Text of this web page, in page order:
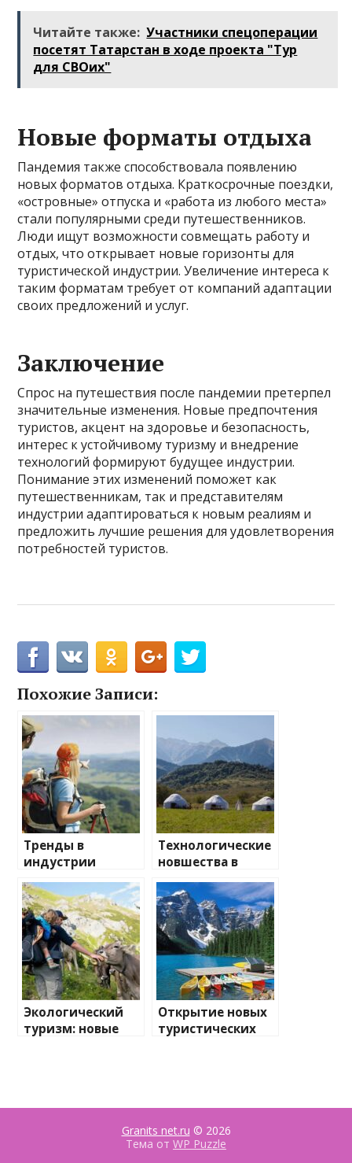
Читайте также: Участники спецоперации
посетят Татарстан в ходе проекта "Тур
для СВОих"
Новые форматы отдыха
Пандемия также способствовала появлению
новых форматов отдыха. Краткосрочные поездки,
«островные» отпуска и «работа из любого места»
стали популярными среди путешественников.
Люди ищут возможности совмещать работу и
отдых, что открывает новые горизонты для
туристической индустрии. Увеличение интереса к
таким форматам требует от компаний адаптации
своих предложений и услуг.
Заключение
Спрос на путешествия после пандемии претерпел
значительные изменения. Новые предпочтения
туристов, акцент на здоровье и безопасность,
интерес к устойчивому туризму и внедрение
технологий формируют будущее индустрии.
Понимание этих изменений поможет как
путешественникам, так и представителям
индустрии адаптироваться к новым реалиям и
предложить лучшие решения для удовлетворения
потребностей туристов.
Похожие Записи:
Тренды в
индустрии
туризма: что
нового в 2025
году
Технологические
новшества в
туристической
отрасли
Экологический
туризм: новые
Открытие новых
туристических
Granits net.ru © 2026
Тема от WP Puzzle